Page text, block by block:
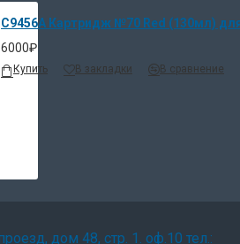
C9456A Картридж №70 Red (130мл)
6000₽
Купить В закладки В сравнение